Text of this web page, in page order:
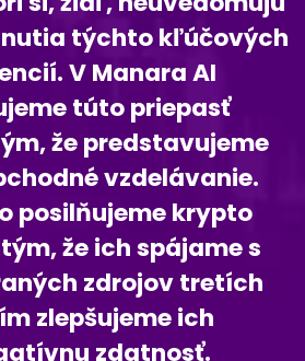
týchto kľúčových
V Manara AI
túto priepasť
že predstavujeme
vzdelávanie.
posilňujeme krypto
že ich spájame s
zdrojov tretích
zlepšujeme ich
zdatnosť.